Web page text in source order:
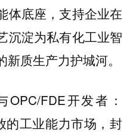
体底座，支持企业在
沉淀为私有化工业智
质生产力护城河。
FDE开发者：
的工业能力市场，封